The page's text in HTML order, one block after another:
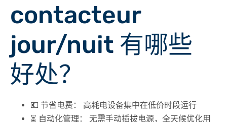
contacteur
jour/nuit 有哪些
好处？
💶 节省电费：
高耗电设备集中在低价时段运行
⏳ 自动化管理：
无需手动插拔电源，全天候优化用